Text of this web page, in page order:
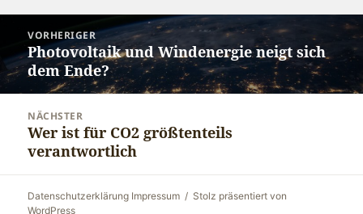
Beitragsnavigation
VORHERIGER
Vorheriger
Beitrag:
Photovoltaik und Windenergie neigt sich
dem Ende?
NÄCHSTER
Nächster
Beitrag:
Wer ist für CO2 größtenteils
verantwortlich
Datenschutzerklärung Impressum
Stolz präsentiert von
WordPress